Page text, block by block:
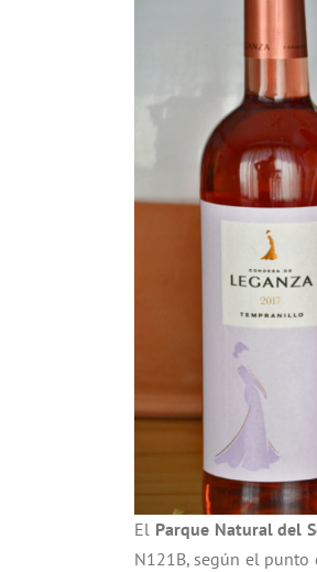
El Parque Natural del
N121B, según el punto